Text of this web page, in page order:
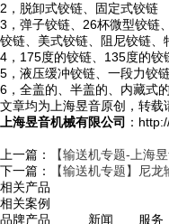
2，脱卸式铰链、固定式铰链
3，弹子铰链、26杯微型铰链
铰链、美式铰链、阻尼铰链、
4，175度的铰链、135度的铰
5，液压缓冲铰链、一段力铰
6，全盖的、半盖的、内藏式的
文章均为上海昱音原创，转载
上海昱音机械有限公司 ：
上一篇：
【输送机专题-上海昱音
下一篇：
【输送机专题】尼
相关产品
相关案例
品牌产品
新闻
服务